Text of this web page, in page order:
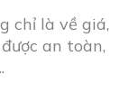
được? Cảnh
chỉ là về giá,
an toàn,